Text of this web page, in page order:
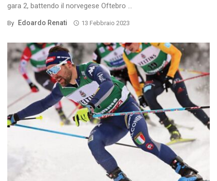
gara 2, battendo il norvegese Oftebro ...
By Edoardo Renati 13 Febbraio 2023